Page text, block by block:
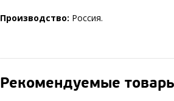
Производство: Россия.
Рекомендуемые